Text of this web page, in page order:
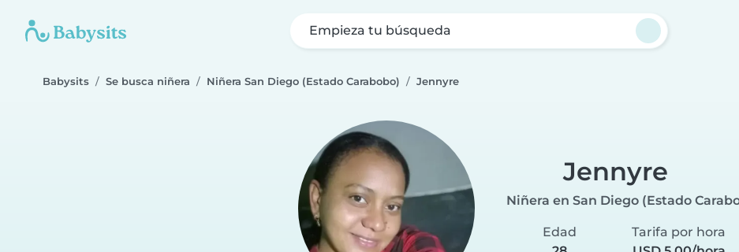
Empieza tu búsqueda
Babysits Se busca niñera Niñera San Diego (Estado Carabobo) Jennyre
Jennyre
Niñera en San Diego (Estado
Edad
Tarifa por hora